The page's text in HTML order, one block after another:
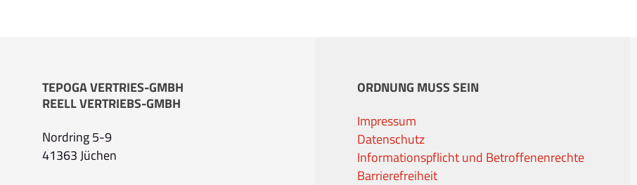
TEPOGA VERTRIES-GMBH
REELL VERTRIEBS-GMBH
Nordring 5-9
41363 Jüchen
ORDNUNG MUSS SEIN
Impressum
Datenschutz
Informationspflicht und Betroffenenrechte
Barrierefreiheit